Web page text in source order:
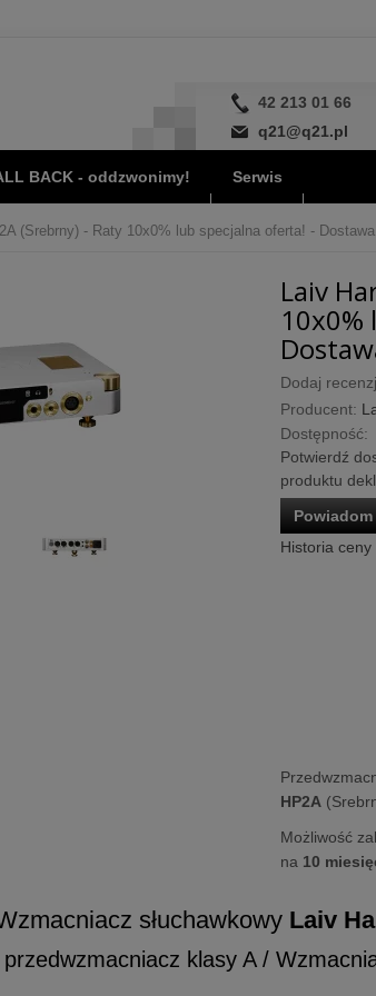
42 213 01 66
q21@q21.pl
BACK - oddzwonimy! Serwis
(Srebrny) - Raty 10x0% lub specjalna oferta! - Dostawa
Laiv
10x0%
Dodaj
Producent:
Dostępność:
Potwierdź
produktu
Historia ceny
HP2A
Możliwość
na 10
słuchawkowy Laiv
klasy A /